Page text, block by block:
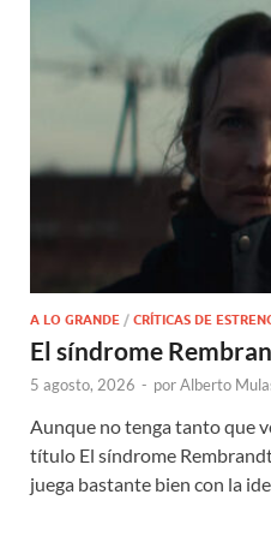
A LO GRANDE / CRÍTICAS DE
El síndrome
5 agosto, 2026 - porAlberto
Aunque no tenga tanto que
título El síndrome
juega bastante bien con la